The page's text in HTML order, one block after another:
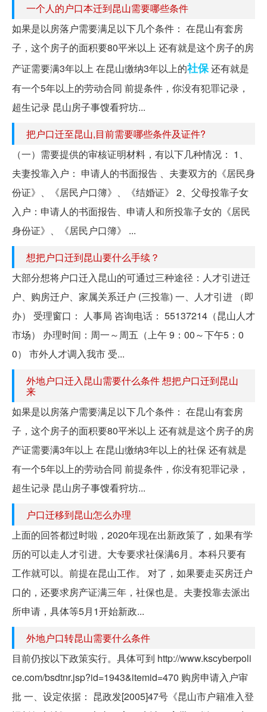
一个人的户口本迁到昆山需要哪些条件
如果是以房落户需要满足以下几个条件： 在昆山有套房
子，这个房子的面积要80平米以上 还有就是这个房子的房
产证需要满3年以上 在昆山缴纳3年以上的社保还有就是
有一个5年以上的劳动合同 前提条件，你没有犯罪记录，
超生记录 昆山房子事馊看狩坊...
把户口迁至昆山,目前需要哪些条件及证件?
（一）需要提供的审核证明材料，有以下几种情况： 1、
夫妻投靠入户： 申请人的书面报告 、夫妻双方的《居民身
份证》、《居民户口簿》、《结婚证》 2、父母投靠子女
入户：申请人的书面报告、申请人和所投靠子女的《居民
身份证》、《居民户口簿》 ...
想把户口迁到昆山要什么手续？
大部分想将户口迁入昆山的可通过三种途径：人才引进迁
户、购房迁户、家属关系迁户 (三投靠) 一、人才引进 （即
办） 受理窗口： 人事局 咨询电话： 55137214（昆山人才
市场） 办理时间：周一～周五（上午 9：00～下午5：0
0） 市外人才调入我市 受...
外地户口迁入昆山需要什么条件 想把户口迁到昆山
来
如果是以房落户需要满足以下几个条件： 在昆山有套房
子，这个房子的面积要80平米以上 还有就是这个房子的房
产证需要满3年以上 在昆山缴纳3年以上的社保 还有就是
有一个5年以上的劳动合同 前提条件，你没有犯罪记录，
超生记录 昆山房子事馊看狩坊...
户口迁移到昆山怎么办理
上面的回答都过时啦，2020年现在出新政策了，如果有学
历的可以走人才引进。大专要求社保满6月。本科只要有
工作就可以。前提在昆山工作。 对了，如果要走买房迁户
口的，还要求房产证满三年，社保也是。夫妻投靠去派出
所申请，具体等5月1开始新政...
外地户口转昆山需要什么条件
目前仍按以下政策实行。具体可到 http://www.kscyberpoli
ce.com/bsdtnr.jsp?id=1943&itemid=470 购房申请入户审
批 一、设定依据： 昆政发[2005]47号《昆山市户籍准入登